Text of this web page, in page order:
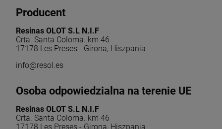
Producent
Resinas OLOT S.L N.I.F
Crta. Santa Coloma. km 46
17178 Les Preses - Girona, Hiszpania
info@resol.es
Osoba odpowiedzialna na terenie UE
Resinas OLOT S.L N.I.F
Crta. Santa Coloma. km 46
17178 Les Preses - Girona, Hiszpania